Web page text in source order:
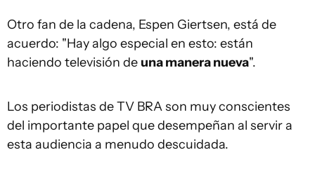
Otro fan de la cadena, Espen Giertsen, está de
acuerdo: "Hay algo especial en esto: están
haciendo televisión de una manera nueva".
Los periodistas de TV BRA son muy conscientes
del importante papel que desempeñan al servir a
esta audiencia a menudo descuidada.